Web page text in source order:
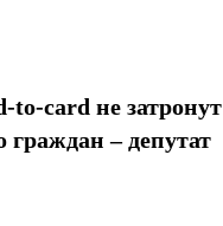
card не затронут
– депутат